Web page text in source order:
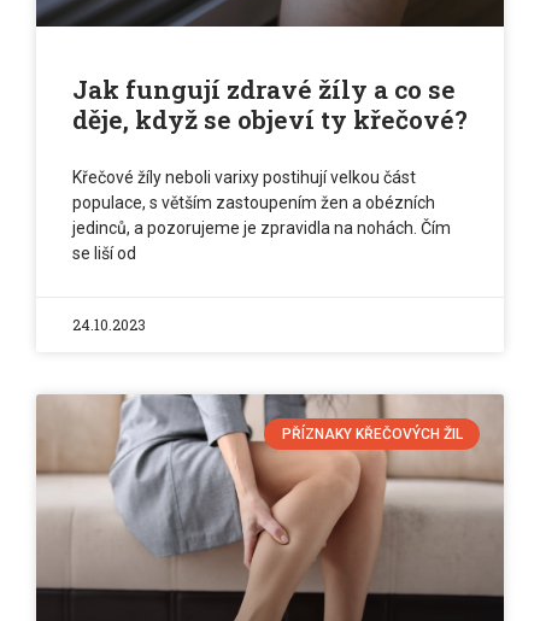
Jak fungují zdravé žíly a co se
děje, když se objeví ty křečové?
Křečové žíly neboli varixy postihují velkou část
populace, s větším zastoupením žen a obézních
jedinců, a pozorujeme je zpravidla na nohách. Čím
se liší od
24.10.2023
PŘÍZNAKY KŘEČOVÝCH ŽIL